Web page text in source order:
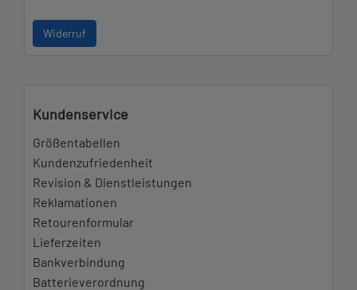
Widerruf
Kundenservice
Größentabellen
Kundenzufriedenheit
Revision & Dienstleistungen
Reklamationen
Retourenformular
Lieferzeiten
Bankverbindung
Batterieverordnung